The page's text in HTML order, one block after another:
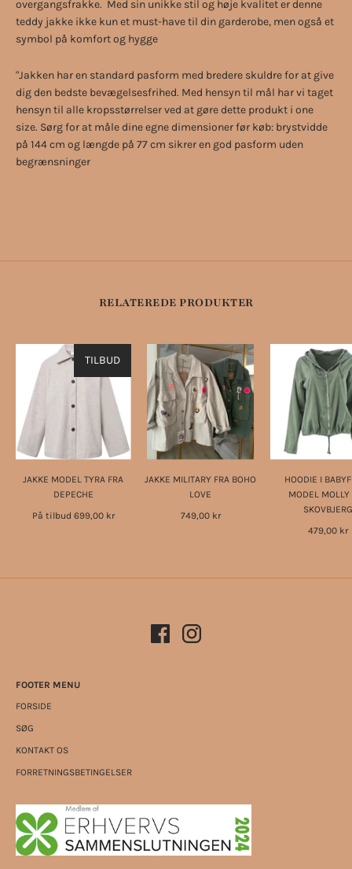
overgangsfrakke. Med sin unikke stil og høje kvalitet er denne
teddy jakke ikke kun et must-have til din garderobe, men også et
symbol på komfort og hygge
"Jakken har en standard pasform med bredere skuldre for at give
dig den bedste bevægelsesfrihed. Med hensyn til mål har vi taget
hensyn til alle kropsstørrelser ved at gøre dette produkt i one
size. Sørg for at måle dine egne dimensioner før køb: brystvidde
på 144 cm og længde på 77 cm sikrer en god pasform uden
begrænsninger
RELATEREDE PRODUKTER
TILBUD
JAKKE MODEL TYRA FRA
DEPECHE
På tilbud 699,00 kr
JAKKE MILITARY FRA BOHO
LOVE
749,00 kr
HOODIE I
MODEL MOLLY
SKOVBJERG
479,00 kr
FOOTER MENU
FORSIDE
SØG
KONTAKT OS
FORRETNINGSBETINGELSER